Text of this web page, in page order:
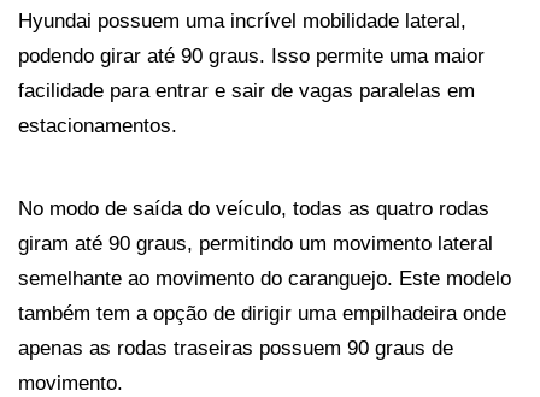
Hyundai possuem uma incrível mobilidade lateral,
podendo girar até 90 graus. Isso permite uma maior
facilidade para entrar e sair de vagas paralelas em
estacionamentos.
No modo de saída do veículo, todas as quatro rodas
giram até 90 graus, permitindo um movimento lateral
semelhante ao movimento do caranguejo. Este modelo
também tem a opção de dirigir uma empilhadeira onde
apenas as rodas traseiras possuem 90 graus de
movimento.